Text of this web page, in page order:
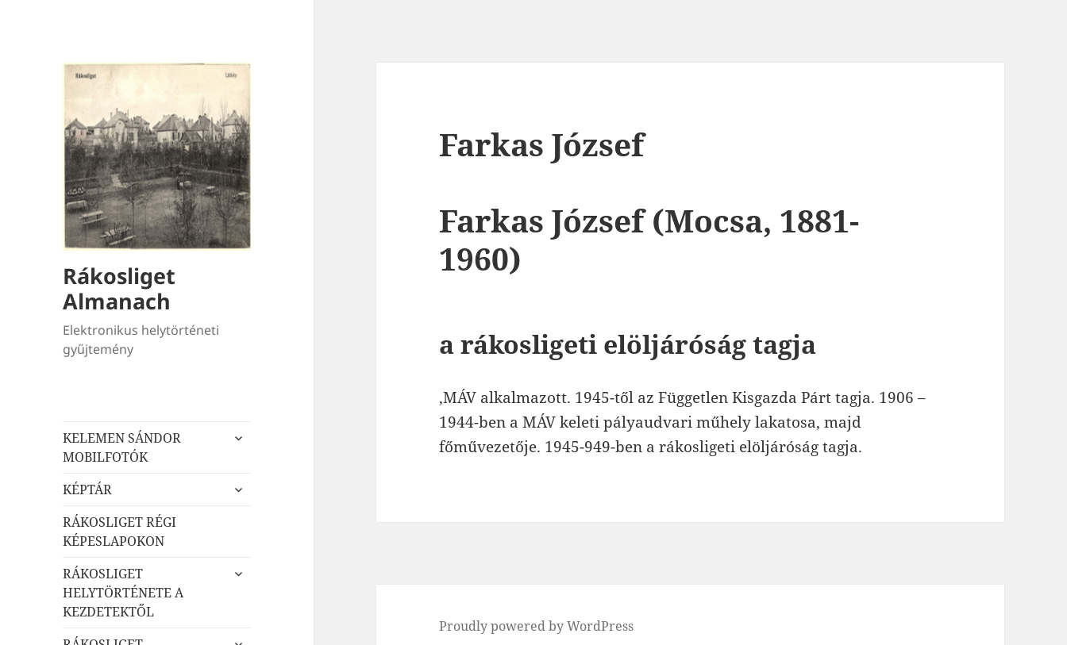
Rákosliget
Almanach
Elektronikus helytörténeti
gyűjtemény
KELEMEN SÁNDOR
MOBILFOTÓK
almenü
KÉPTÁR
almenü
RÁKOSLIGET RÉGI
KÉPESLAPOKON
RÁKOSLIGET
HELYTÖRTÉNETE A
KEZDETEKTŐL
almenü
almenü
Farkas József
Farkas József(Mocsa, 1881-
1960)
a rákosligeti elöljáróság tagja
,MÁV alkalmazott. 1945-től az Független Kisgazda Párt tagja. 1906 –
1944-ben a MÁV keleti pályaudvari műhely lakatosa, majd
főművezetője. 1945-949-ben a rákosligeti elöljáróság tagja.
Proudly powered by WordPress